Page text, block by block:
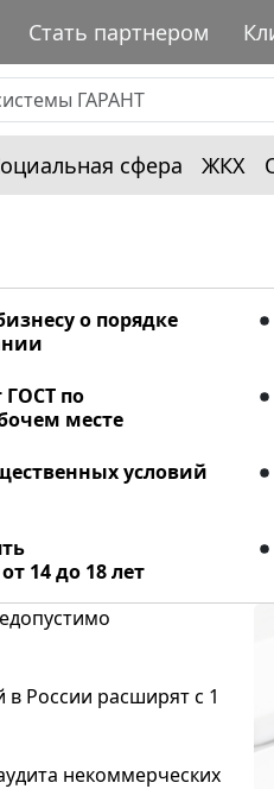
Стать партнером
сфера ЖКХ
о порядке
ГОСТ по
месте
условий
14 до 18 лет
России расширят с 1
некоммерческих